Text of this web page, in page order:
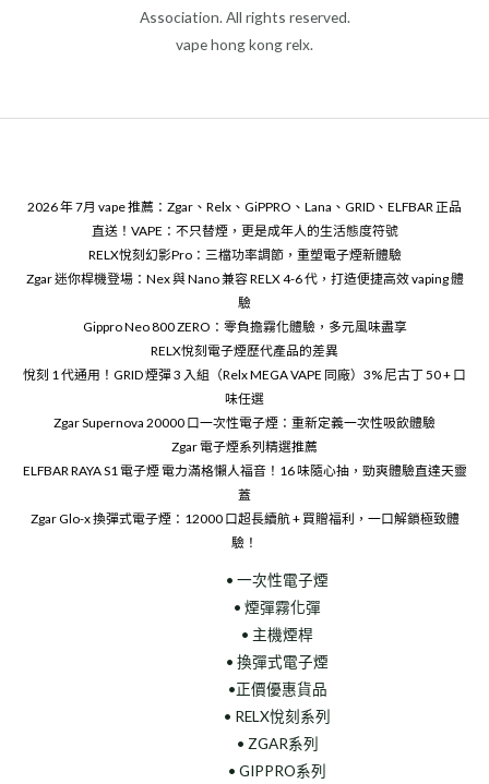
Association. All rights reserved.
vape hong kong relx.
2026 年 7月 vape 推薦：Zgar、Relx、GiPPRO、Lana、GRID、ELFBAR 正品
直送！VAPE：不只替煙，更是成年人的生活態度符號
RELX悅刻幻影Pro：三檔功率調節，重塑電子煙新體驗
Zgar 迷你桿機登場：Nex 與 Nano 兼容 RELX 4-6 代，打造便捷高效 vaping 體
驗
Gippro Neo 800 ZERO：零負擔霧化體驗，多元風味盡享
RELX悅刻電子煙歷代產品的差異
悅刻 1 代通用！GRID 煙彈 3 入組（Relx MEGA VAPE 同廠）3% 尼古丁 50 + 口
味任選
Zgar Supernova 20000 口一次性電子煙：重新定義一次性吸飲體驗
Zgar 電子煙系列精選推薦
ELFBAR RAYA S1 電子煙 電力滿格懶人福音！16 味隨心抽，勁爽體驗直達天靈
蓋
Zgar Glo-x 換彈式電子煙：12000 口超長續航 + 買贈福利，一口解鎖極致體
驗！
• 一次性電子煙
• 煙彈霧化彈
• 主機煙桿
• 換彈式電子煙
•正價優惠貨品
• RELX悅刻系列
• ZGAR系列
• GIPPRO系列